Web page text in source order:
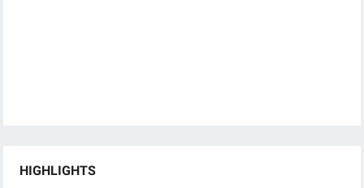
HIGHLIGHTS